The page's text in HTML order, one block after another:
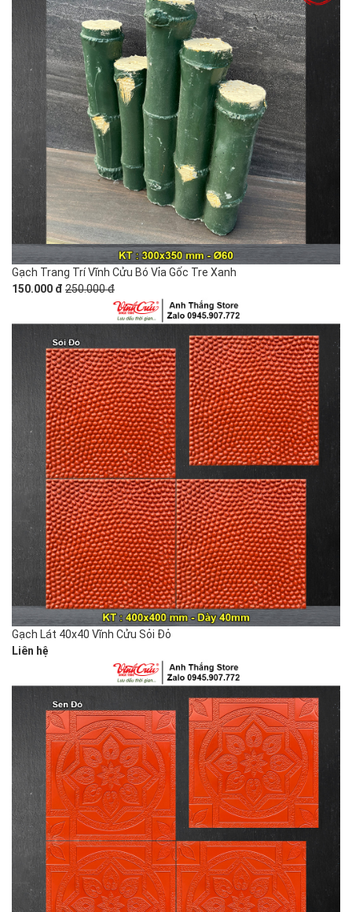
Gạch Trang Trí Vĩnh Cửu Bó Vỉa Gốc Tre Xanh
150.000 đ 250.000 đ
Gạch Lát 40x40 Vĩnh Cửu Sỏi Đỏ
Liên hệ